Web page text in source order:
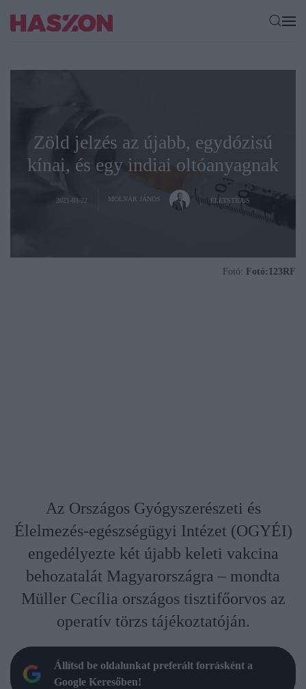
Zöld jelzés az újabb, egydózisú
kínai, és egy indiai oltóanyagnak
2021-03-22 MOLNÁR JÁNOS ÉLETSTÍLUS
Fotó: Fotó:123RF
Az Országos Gyógyszerészeti és
Élelmezés-egészségügyi Intézet (OGYÉI)
engedélyezte két újabb keleti vakcina
behozatalát Magyarországra – mondta
Müller Cecília országos tisztifőorvos az
operatív törzs tájékoztatóján.
Állítsd be oldalunkat preferált forrásként a
Google Keresőben!